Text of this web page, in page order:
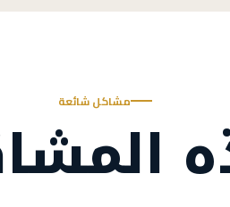
مشاكل شائعة